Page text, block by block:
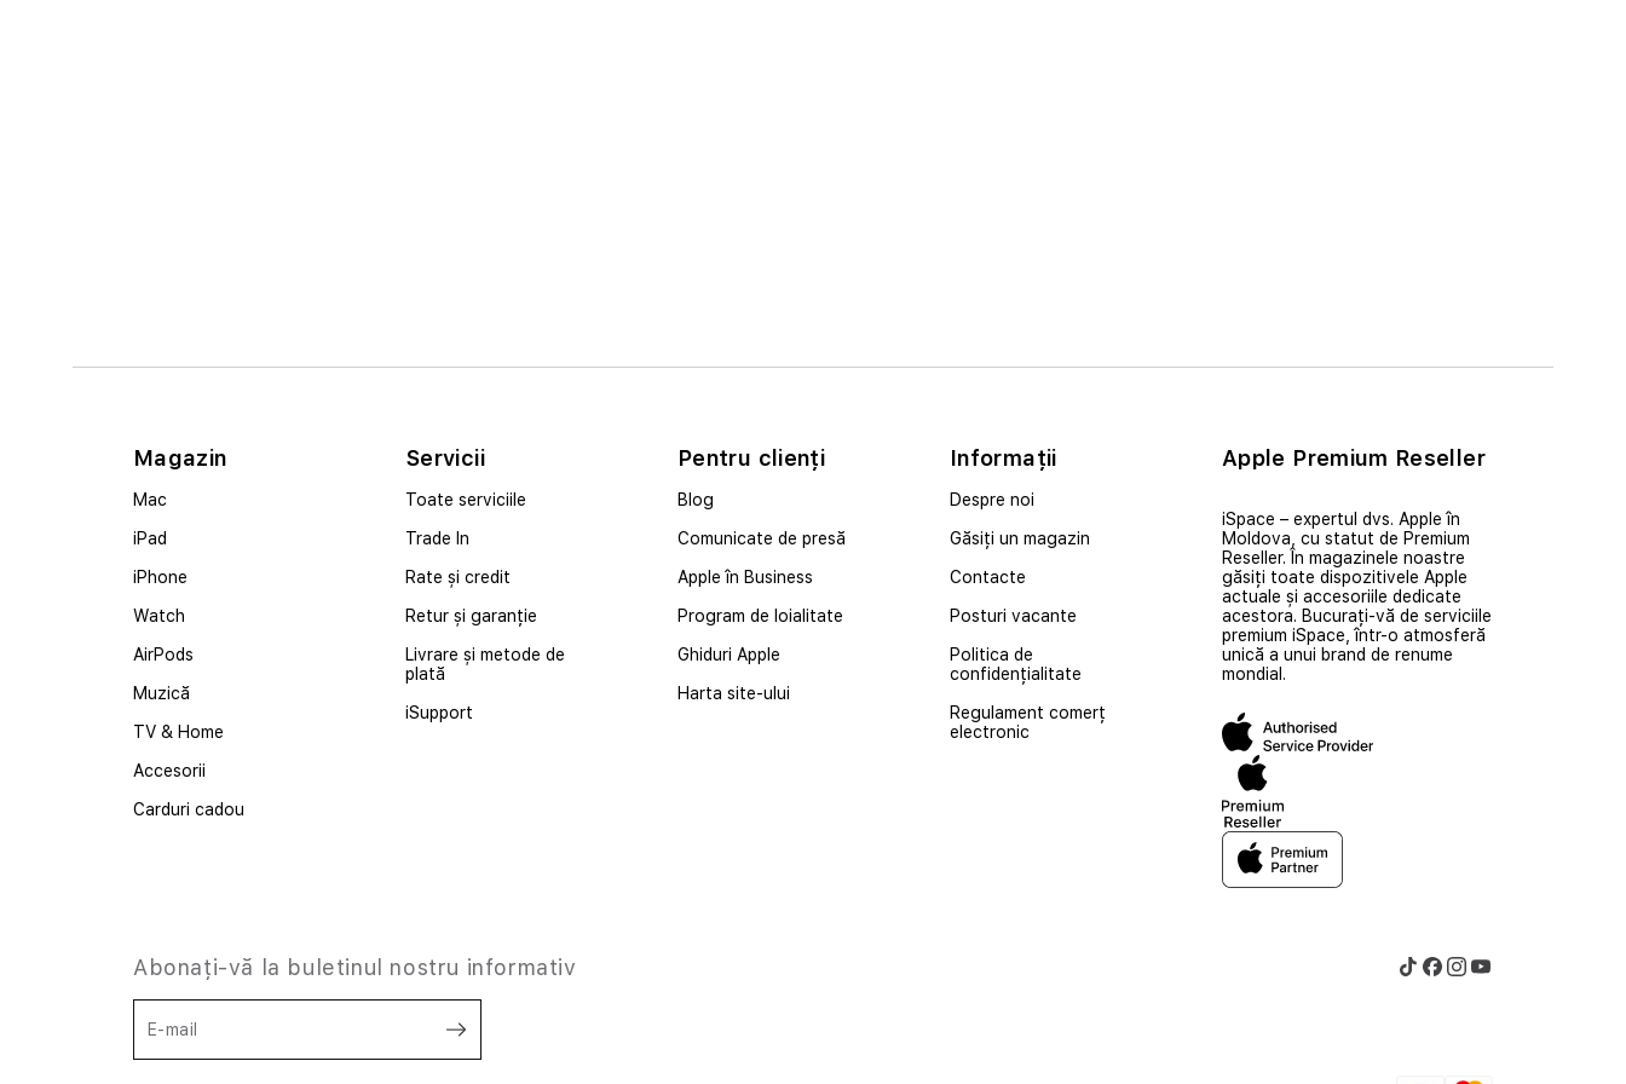
Magazin
Mac
iPad
iPhone
Watch
AirPods
Muzică
TV & Home
Accesorii
Carduri cadou
Servicii
Toate serviciile
Trade In
Rate și credit
Retur și garanție
Livrare și metode de
plată
iSupport
Pentru clienți
Blog
Comunicate de presă
Apple în Business
Program de loialitate
Ghiduri Apple
Harta site-ului
Informații
Despre noi
Găsiți un magazin
Contacte
Posturi vacante
Politica de
confidențialitate
Regulament comerț
electronic
Apple Premium Reseller
iSpace – expertul dvs. Apple în
Moldova, cu statut de Premium
Reseller. În magazinele noastre
găsiți toate dispozitivele Apple
actuale și accesoriile dedicate
acestora. Bucurați-vă de serviciile
premium iSpace, într-o atmosferă
unică a unui brand de renume
mondial.
Abonați-vă la buletinul nostru informativ
E-mail